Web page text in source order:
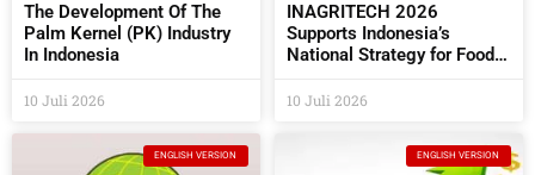
The Development Of The
Palm Kernel (PK) Industry
In Indonesia
10 Juli 2026
INAGRITECH 2026
Supports Indonesia’s
National Strategy for Food
10 Juli 2026
ENGLISH VERSION ENGLISH VERSION